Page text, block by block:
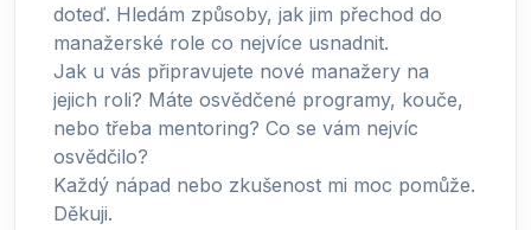
doteď. Hledám způsoby, jak jim přechod do
manažerské role co nejvíce usnadnit.
Jak u vás připravujete nové manažery na
jejich roli? Máte osvědčené programy, kouče,
nebo třeba mentoring? Co se vám nejvíc
osvědčilo?
Každý nápad nebo zkušenost mi moc pomůže.
Děkuji.